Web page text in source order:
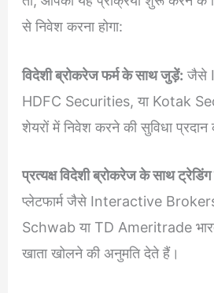
से निवेश करना होगा:
विदेशी ब्रोकरेज फर्म के साथ जुड़ें: जैसे
HDFC Securities, या Kotak
शेयरों में निवेश करने की सुविधा
प्रत्यक्ष विदेशी ब्रोकरेज के साथ
प्लेटफार्म जैसे Interactive
Schwab या TD Ameritrade
खाता खोलने की अनुमति देते हैं।